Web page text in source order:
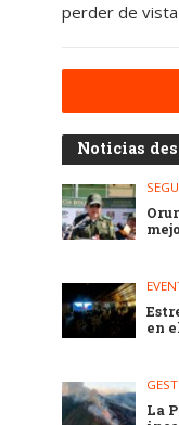
perder de vista
Noticias
en
La